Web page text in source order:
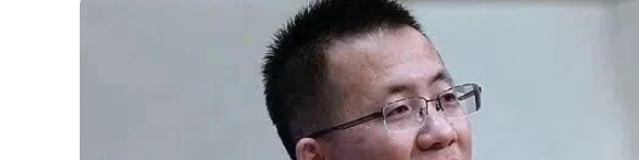
"杭州六小龙"群核科技
物理AI故事有水分?
星火Ember7小时前